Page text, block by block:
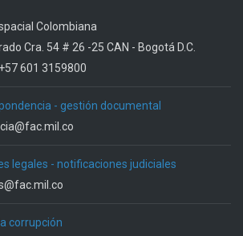
Colombiana
Cra. 54 # 26 -25 CAN - Bogotá D.C.
601 3159800
- gestión documental
legales - notificaciones judiciales
corrupción